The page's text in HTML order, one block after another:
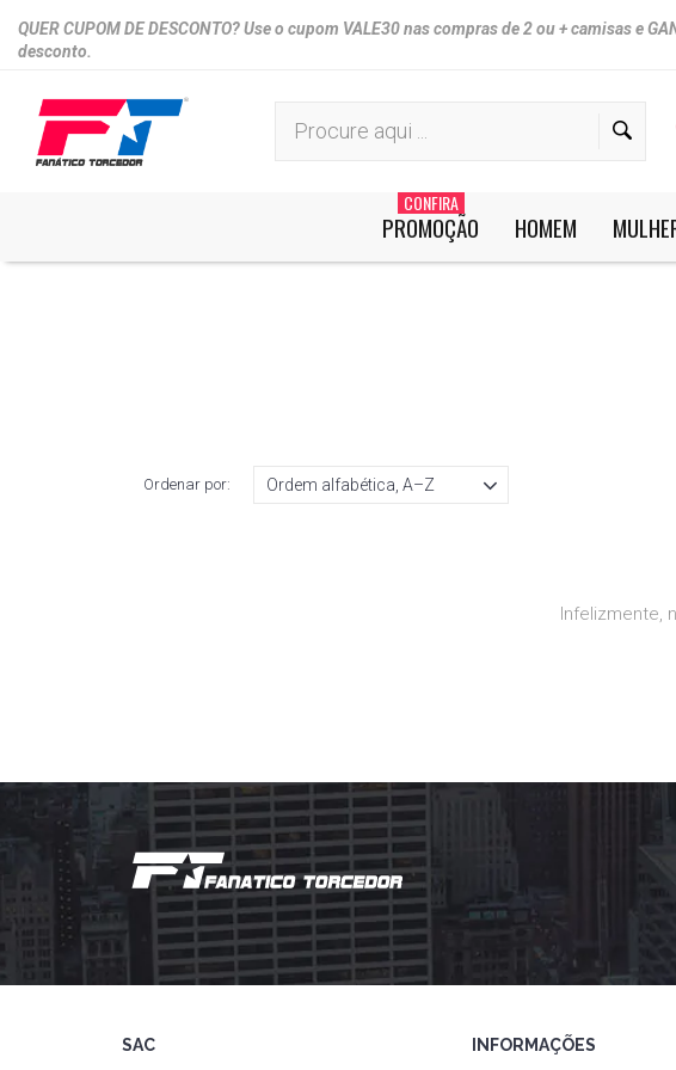
QUER CUPOM DE DESCONTO? Use o cupom VALE30 nas compras de 2 ou + camisas e
desconto.
PROMOÇÃO
CONFIRA
HOMEM
Ordenar por:
Infelizmente,
SAC INFORMAÇÕES